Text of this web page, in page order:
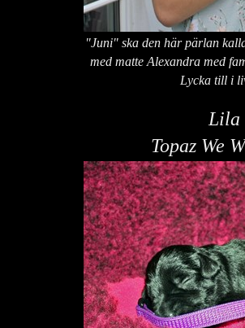
"Juni" ska den här pärlan
med matte Alexandra med
Lycka till i
Lila
Topaz We